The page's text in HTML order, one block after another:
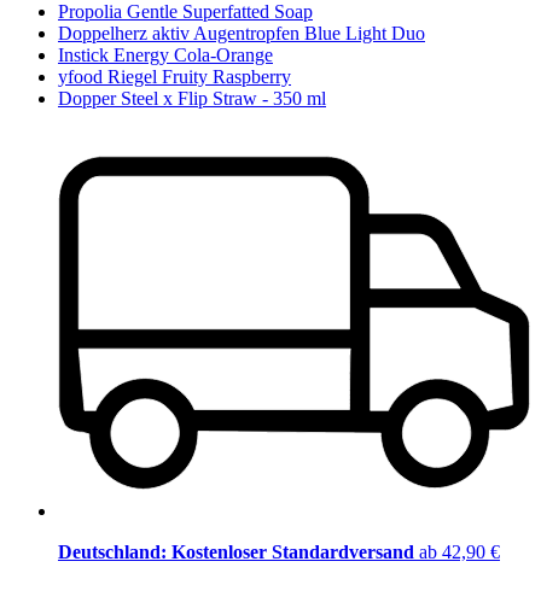
Propolia Gentle Superfatted Soap
Doppelherz aktiv Augentropfen Blue Light Duo
Instick Energy Cola-Orange
yfood Riegel Fruity Raspberry
Dopper Steel x Flip Straw - 350 ml
Deutschland: Kostenloser Standardversand ab 42,90 €